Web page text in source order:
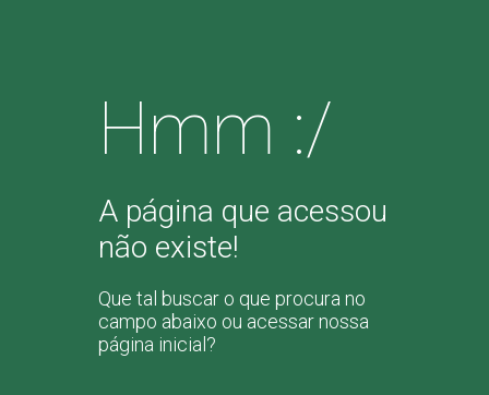
Hmm :/
A página que acessou
não existe!
Que tal buscar o que procura no
campo abaixo ou acessar nossa
página inicial?